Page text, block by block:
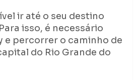
ir até o seu destino
isso, é necessário
e percorrer o caminho de
do Rio Grande do